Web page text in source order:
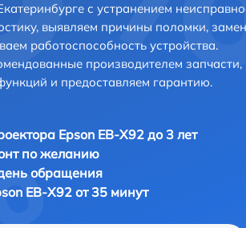
с устранением
выявляем причины поломки,
работоспособность устройства.
производителем запчасти,
и предоставляем гарантию.
Epson EB-X92 до 3 лет
по желанию
обращения
EB-X92 от 35 минут